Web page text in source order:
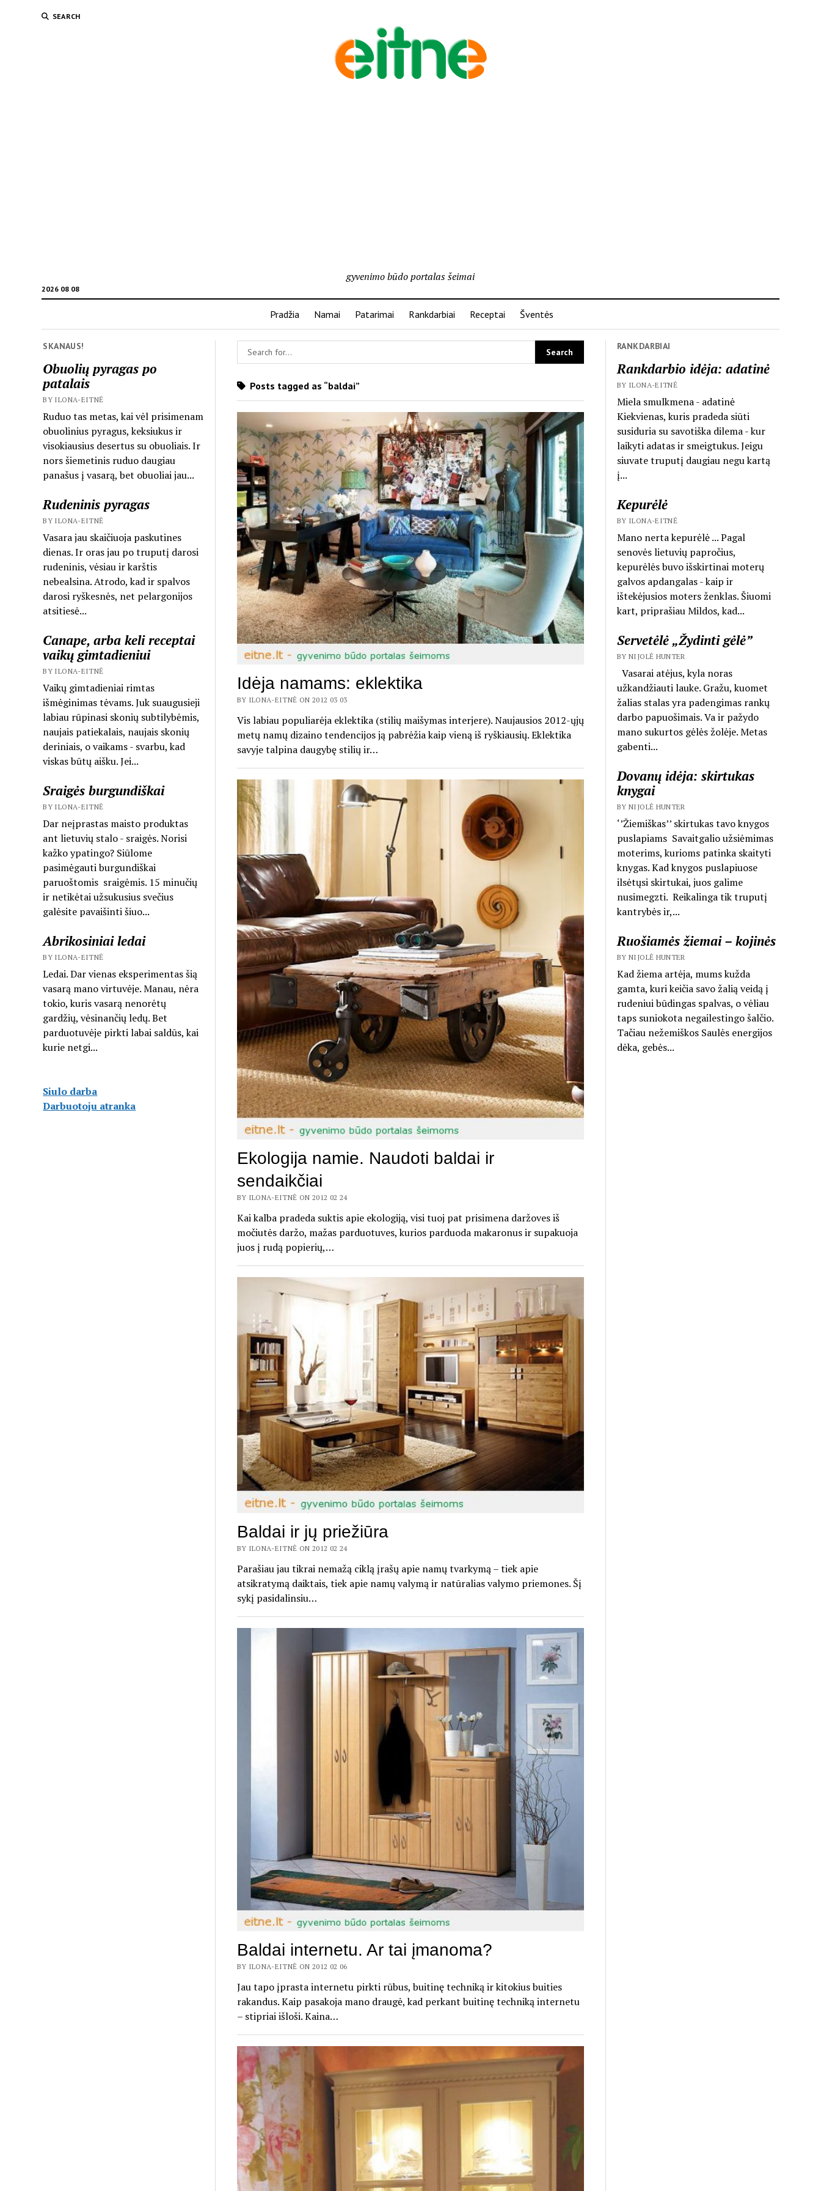
SEARCH
2026 08 08
gyvenimo būdo portalas šeimai
Pradžia Namai Patarimai Rankdarbiai Receptai Šventės
SKANAUS!
Obuolių pyragas po
patalais
BY ILONA-EITNĖ
Ruduo tas metas, kai vėl prisimenam
obuolinius pyragus, keksiukus ir
visokiausius desertus su obuoliais. Ir
nors šiemetinis ruduo daugiau
panašus į vasarą, bet obuoliai jau...
Rudeninis pyragas
BY ILONA-EITNĖ
Vasara jau skaičiuoja paskutines
dienas. Ir oras jau po truputį darosi
rudeninis, vėsiau ir karštis
nebealsina. Atrodo, kad ir spalvos
darosi ryškesnės, net pelargonijos
atsitiesė...
Canape, arba keli receptai
vaikų gimtadieniui
BY ILONA-EITNĖ
Vaikų gimtadieniai rimtas
išmėginimas tėvams. Juk suaugusieji
labiau rūpinasi skonių subtilybėmis,
naujais patiekalais, naujais skonių
deriniais, o vaikams - svarbu, kad
viskas būtų aišku. Jei...
Sraigės burgundiškai
BY ILONA-EITNĖ
Dar neįprastas maisto produktas
ant lietuvių stalo - sraigės. Norisi
kažko ypatingo? Siūlome
pasimėgauti burgundiškai
paruoštomis sraigėmis. 15 minučių
ir netikėtai užsukusius svečius
galėsite pavaišinti šiuo...
Abrikosiniai ledai
BY ILONA-EITNĖ
Ledai. Dar vienas eksperimentas šią
vasarą mano virtuvėje. Manau, nėra
tokio, kuris vasarą nenorėtų
gardžių, vėsinančių ledų. Bet
parduotuvėje pirkti labai saldūs, kai
kurie netgi...
Siulo darba
Darbuotoju atranka
Posts tagged as “baldai”
Idėja namams: eklektika
BY ILONA-EITNĖ ON 2012 03 03
Vis labiau populiarėja eklektika (stilių maišymas interjere). Naujausios 2012-ųjų
metų namų dizaino tendencijos ją pabrėžia kaip vieną iš ryškiausių. Eklektika
savyje talpina daugybę stilių ir…
Ekologija namie. Naudoti baldai ir
sendaikčiai
BY ILONA-EITNĖ ON 2012 02 24
Kai kalba pradeda suktis apie ekologiją, visi tuoj pat prisimena daržoves iš
močiutės daržo, mažas parduotuves, kurios parduoda makaronus ir supakuoja
juos į rudą popierių,…
Baldai ir jų priežiūra
BY ILONA-EITNĖ ON 2012 02 24
Parašiau jau tikrai nemažą ciklą įrašų apie namų tvarkymą – tiek apie
atsikratymą daiktais, tiek apie namų valymą ir natūralias valymo priemones. Šį
sykį pasidalinsiu…
Baldai internetu. Ar tai įmanoma?
BY ILONA-EITNĖ ON 2012 02 06
Jau tapo įprasta internetu pirkti rūbus, buitinę techniką ir kitokius buities
rakandus. Kaip pasakoja mano draugė, kad perkant buitinę techniką internetu
– stipriai išloši. Kaina…
RANKDARBIAI
Rankdarbio idėja: adatinė
BY ILONA-EITNĖ
Miela smulkmena - adatinė
Kiekvienas, kuris pradeda siūti
susiduria su savotiška dilema - kur
laikyti adatas ir smeigtukus. Jeigu
siuvate truputį daugiau negu kartą
į...
Kepurėlė
BY ILONA-EITNĖ
Mano nerta kepurėlė ... Pagal
senovės lietuvių papročius,
kepurėlės buvo išskirtinai moterų
galvos apdangalas - kaip ir
ištekėjusios moters ženklas. Šiuomi
kart, priprašiau Mildos, kad...
Servetėlė „Žydinti gėlė”
BY NIJOLĖ HUNTER
Vasarai atėjus, kyla noras
užkandžiauti lauke. Gražu, kuomet
žalias stalas yra padengimas rankų
darbo papuošimais. Va ir pažydo
mano sukurtos gėlės žolėje. Metas
gabenti...
Dovanų idėja: skirtukas
knygai
BY NIJOLĖ HUNTER
‘’Žiemiškas’’ skirtukas tavo knygos
puslapiams Savaitgalio užsiėmimas
moterims, kurioms patinka skaityti
knygas. Kad knygos puslapiuose
ilsėtųsi skirtukai, juos galime
nusimegzti. Reikalinga tik truputį
kantrybės ir,...
Ruošiamės žiemai – kojinės
BY NIJOLĖ HUNTER
Kad žiema artėja, mums kužda
gamta, kuri keičia savo žalią veidą į
rudeniui būdingas spalvas, o vėliau
taps suniokota negailestingo šalčio.
Tačiau nežemiškos Saulės energijos
dėka, gebės...